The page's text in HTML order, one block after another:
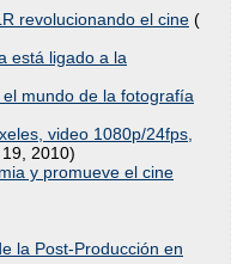
revolucionando el cine (
está ligado a la
mundo de la fotografía
video 1080p/24fps,
2010)
y promueve el cine
la Post-Producción en